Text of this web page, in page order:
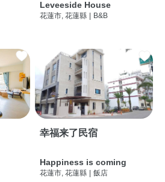
Leveeside House
花蓮市, 花蓮縣 B&B
幸福来了民宿
Happiness is coming
花蓮市, 花蓮縣 飯店